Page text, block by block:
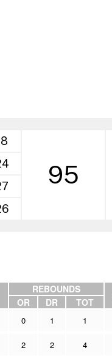
95
REBOUNDS
OR DR TOT
0 1 1
2 2 4